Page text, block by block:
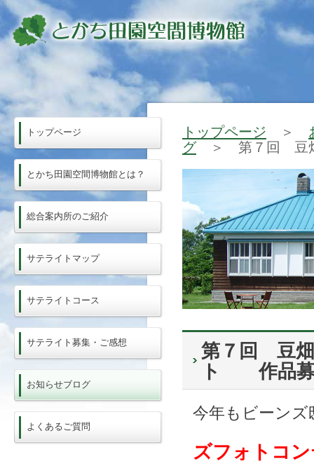
トップページ ＞
グ＞ 第７回 豆畑
第７回 豆
ト 作品募
今年もビーンズ
ズフォトコ
トップページ
とかち田園空間博物館とは？
総合案内所のご紹介
サテライトマップ
サテライトコース
サテライト募集・ご感想
お知らせブログ
よくあるご質問